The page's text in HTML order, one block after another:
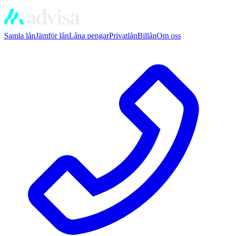
Samla lånJämför lånLåna pengarPrivatlånBillånOm oss